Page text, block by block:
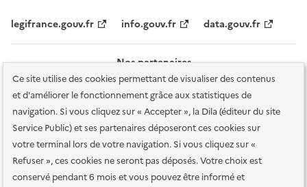
Ce site utilise des cookies permettant de visualiser des contenus
et d'améliorer le fonctionnement grâce aux statistiques de
navigation. Si vous cliquez sur « Accepter », la Dila (éditeur du site
Service Public) et ses partenaires déposeront ces cookies sur
votre terminal lors de votre navigation. Si vous cliquez sur «
Refuser », ces cookies ne seront pas déposés. Votre choix est
conservé pendant 6 mois et vous pouvez être informé et
legifrance.gouv.fr info.gouv.fr data.gouv.fr
Nos partenaires
Plan du site Accessibilité : totalement conforme
Accessibilité des
services en ligne Mentions légales Données personnelles et sécurité